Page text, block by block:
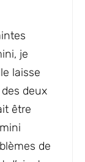
je
laisse
deux
être
de